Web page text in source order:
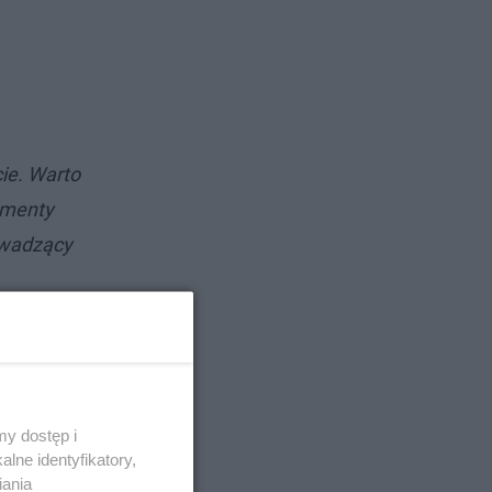
Warto
dostęp i
identyfikatory,